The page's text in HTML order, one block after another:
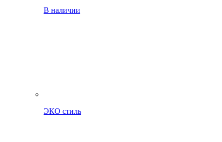
В наличии
ЭКО стиль